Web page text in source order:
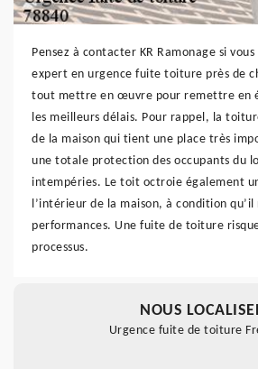
Pensez à contacter KR Ramonage si
expert en urgence fuite toiture près de
tout mettre en œuvre pour remettre en
les meilleurs délais. Pour rappel, la
de la maison qui tient une place très
une totale protection des occupants du
intempéries. Le toit octroie également
l’intérieur de la maison, à condition qu’il
performances. Une fuite de toiture
processus.
NOUS
Urgence fuite de toiture